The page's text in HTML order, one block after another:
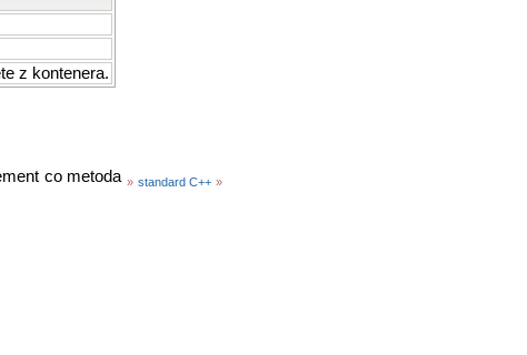
z kontenera.
co metoda» standard C++ »